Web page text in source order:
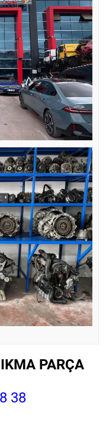
PARÇA
38